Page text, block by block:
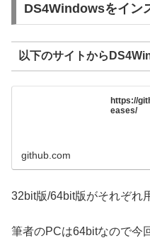
DS4Windowsをイン
以下のサイトから
https://
eases/
github.com
32bit版/64bit版がそれぞれ
筆者のPCは64bitなので今